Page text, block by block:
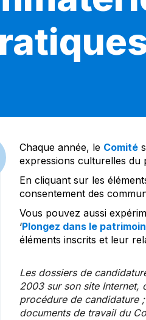
Chaque année, le Comité
expressions culturelles du
En cliquant sur les
consentement des
Vous pouvez aussi
‘Plongez dans le
éléments inscrits et leur
Les dossiers de
2003 sur son site Internet,
procédure de candidature
documents de travail du